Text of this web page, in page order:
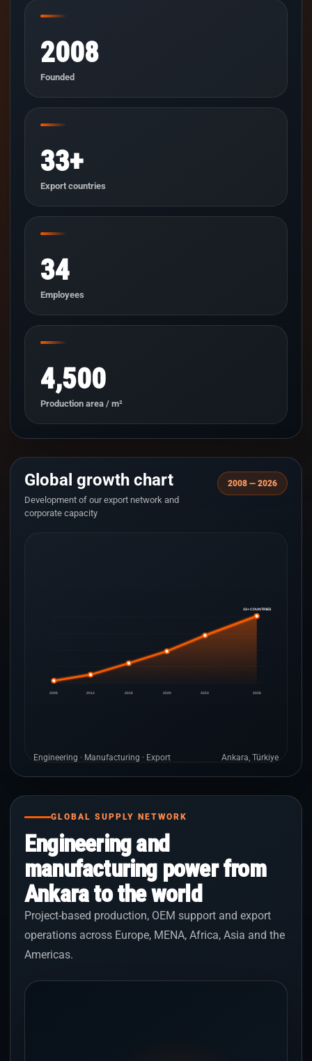
2008
Founded
33+
Export countries
34
Employees
4,500
Production area / m²
Global growth chart
Development of our export network and
corporate capacity
2008 — 2026
2008 2012 2016 2020 2023 2026
33+ COUNTRIES
Engineering · Manufacturing · Export Ankara, Türkiye
GLOBAL SUPPLY NETWORK
Engineering and
manufacturing power from
Ankara to the world
Project-based production, OEM support and export
operations across Europe, MENA, Africa, Asia and the
Americas.